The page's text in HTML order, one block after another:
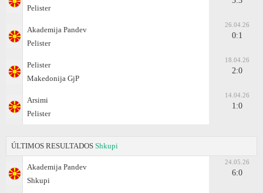
Pelister
Akademija Pandev
Pelister
26.04.26
0:1
Pelister
Makedonija GjP
18.04.26
2:0
Arsimi
Pelister
14.04.26
1:0
ÚLTIMOS RESULTADOS Shkupi
Akademija Pandev
Shkupi
24.05.26
6:0